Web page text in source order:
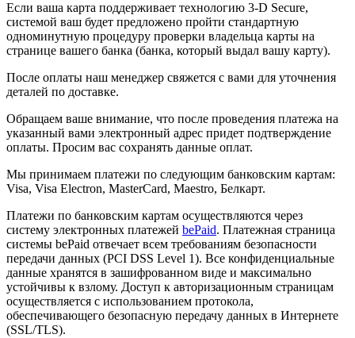
Если ваша карта поддерживает технологию 3-D Secure,
системой ваш будет предложено пройти стандартную
одноминутную процедуру проверки владельца карты на
странице вашего банка (банка, который выдал вашу карту).
После оплаты наш менеджер свяжется с вами для уточнения
деталей по доставке.
Обращаем ваше внимание, что после проведения платежа на
указанный вами электронный адрес придет подтверждение
оплаты. Просим вас сохранять данные оплат.
Мы принимаем платежи по следующим банковским картам:
Visa, Visa Electron, MasterCard, Maestro, Белкарт.
Платежи по банковским картам осуществляются через
систему электронных платежей bePaid. Платежная страница
системы bePaid отвечает всем требованиям безопасности
передачи данных (PCI DSS Level 1). Все конфиденциальные
данные хранятся в зашифрованном виде и максимально
устойчивы к взлому. Доступ к авторизационным страницам
осуществляется с использованием протокола,
обеспечивающего безопасную передачу данных в Интернетe
(SSL/TLS).